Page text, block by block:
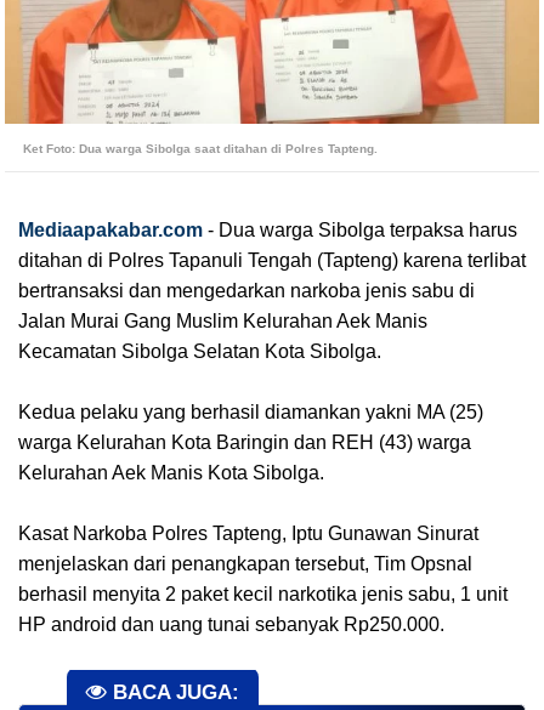
Ket Foto: Dua warga Sibolga saat ditahan di Polres Tapteng.
Mediaapakabar.com - Dua warga Sibolga terpaksa harus
ditahan di Polres Tapanuli Tengah (Tapteng) karena terlibat
bertransaksi dan mengedarkan narkoba jenis sabu di
Jalan Murai Gang Muslim Kelurahan Aek Manis
Kecamatan Sibolga Selatan Kota Sibolga.
Kedua pelaku yang berhasil diamankan yakni MA (25)
warga Kelurahan Kota Baringin dan REH (43) warga
Kelurahan Aek Manis Kota Sibolga.
Kasat Narkoba Polres Tapteng, Iptu Gunawan Sinurat
menjelaskan dari penangkapan tersebut, Tim Opsnal
berhasil menyita 2 paket kecil narkotika jenis sabu, 1 unit
HP android dan uang tunai sebanyak Rp250.000.
BACA JUGA: